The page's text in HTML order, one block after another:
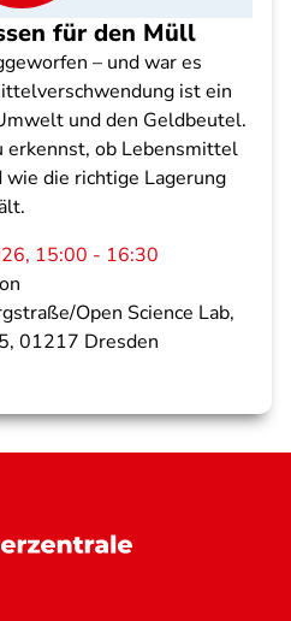
für den Müll
– und war es
ist ein
und den Geldbeutel.
erkennst, ob Lebensmittel
wie die richtige Lagerung
15:00 - 16:30
Open Science Lab,
01217 Dresden